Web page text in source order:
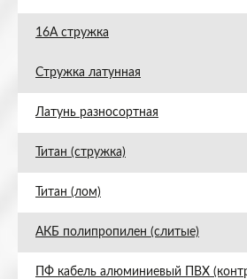
16А стружка
Стружка латунная
Латунь разносортная
Титан (стружка)
Титан (лом)
АКБ полипропилен (слитые)
ПФ кабель алюминиевый ПВХ